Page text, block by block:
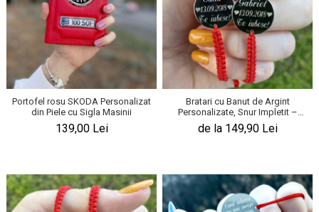
Portofel rosu SKODA Personalizat
din Piele cu Sigla Masinii
139,00 Lei
Bratari cu Banut de Argint
Personalizate, Snur Impletit –
Cuplu
de la 149,90 Lei